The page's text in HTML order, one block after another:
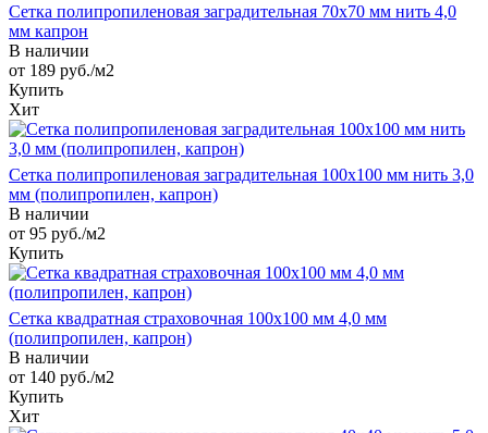
Сетка полипропиленовая заградительная 70х70 мм нить 4,0
мм капрон
В наличии
от 189 руб./м2
Купить
Хит
Сетка полипропиленовая заградительная 100х100 мм нить 3,0
мм (полипропилен, капрон)
В наличии
от 95 руб./м2
Купить
Сетка квадратная страховочная 100х100 мм 4,0 мм
(полипропилен, капрон)
В наличии
от 140 руб./м2
Купить
Хит